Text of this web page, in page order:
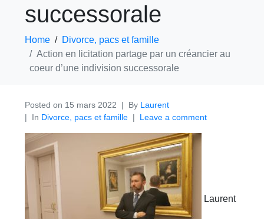
successorale
Home
Divorce, pacs et famille
Action en licitation partage par un créancier au
coeur d’une indivision successorale
Posted on 15 mars 2022 By Laurent
In Divorce, pacs et famille Leave a comment
Laurent